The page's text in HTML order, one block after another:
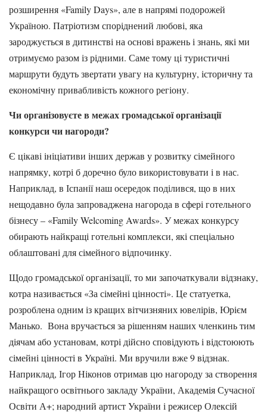
розширення «Family Days», але в напрямі подорожей
Україною. Патріотизм споріднений любові, яка
зароджується в дитинстві на основі вражень і знань, які ми
отримуємо разом із рідними. Саме тому ці туристичні
маршрути будуть звертати увагу на культурну, історичну та
економічну привабливість кожного регіону.
Чи організовуєте в межах громадської організації
конкурси чи нагороди?
Є цікаві ініціативи інших держав у розвитку сімейного
напрямку, котрі б доречно було використовувати і в нас.
Наприклад, в Іспанії наш осередок поділився, що в них
нещодавно була запроваджена нагорода в сфері готельного
бізнесу – «Family Welcoming Awards». У межах конкурсу
обирають найкращі готельні комплекси, які спеціально
облаштовані для сімейного відпочинку.
Щодо громадської організації, то ми започаткували відзнаку,
котра називається «За сімейні цінності». Це статуетка,
розроблена одним із кращих вітчизняних ювелірів, Юрієм
Манько. Вона вручається за рішенням наших членкинь тим
діячам або установам, котрі дійсно сповідують і відстоюють
сімейні цінності в Україні. Ми вручили вже 9 відзнак.
Наприклад, Ігор Ніконов отримав цю нагороду за створення
найкращого освітнього закладу України, Академія Сучасної
Освіти А+; народний артист України і режисер Олексій